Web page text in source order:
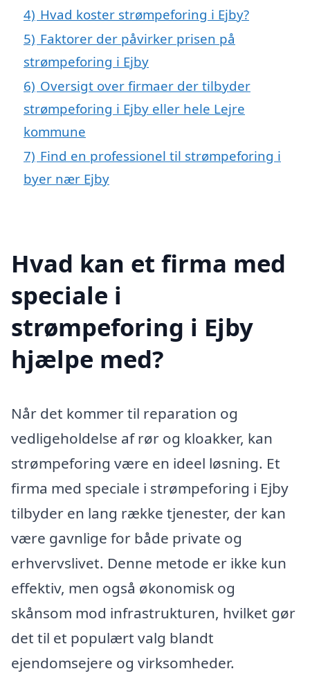
4) Hvad koster strømpeforing i Ejby?
5) Faktorer der påvirker prisen på
strømpeforing i Ejby
6) Oversigt over firmaer der tilbyder
strømpeforing i Ejby eller hele Lejre
kommune
7) Find en professionel til strømpeforing i
byer nær Ejby
Hvad kan et firma med
speciale i
strømpeforing i Ejby
hjælpe med?
Når det kommer til reparation og
vedligeholdelse af rør og kloakker, kan
strømpeforing være en ideel løsning. Et
firma med speciale i strømpeforing i Ejby
tilbyder en lang række tjenester, der kan
være gavnlige for både private og
erhvervslivet. Denne metode er ikke kun
effektiv, men også økonomisk og
skånsom mod infrastrukturen, hvilket gør
det til et populært valg blandt
ejendomsejere og virksomheder.